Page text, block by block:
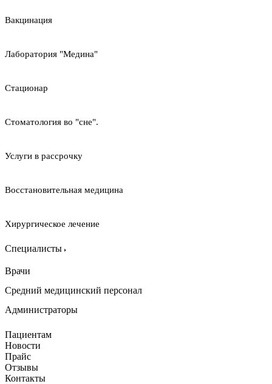
Вакцинация
Лаборатория "Медина"
Стационар
Стоматология во "сне".
Услуги в рассрочку
Восстановительная медицина
Хирургическое лечение
Специалисты
Врачи
Средний медицинский персонал
Администраторы
Пациентам
Новости
Прайс
Отзывы
Контакты